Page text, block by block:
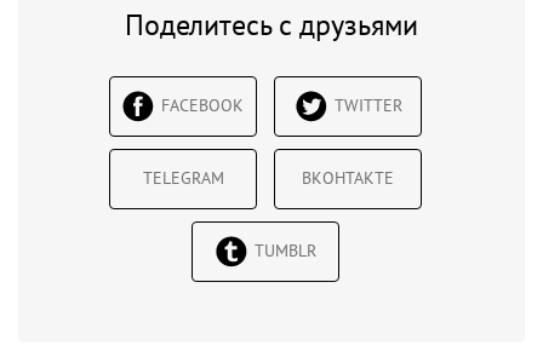
Поделитесь с друзьями
FACEBOOK TWITTER
TELEGRAM ВКОНТАКТЕ
TUMBLR